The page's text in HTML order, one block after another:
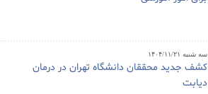
سه شنبه ۱۴۰۴/۱۱/۲۱
کشف جدید محققان دانشگاه تهران در درمان
دیابت